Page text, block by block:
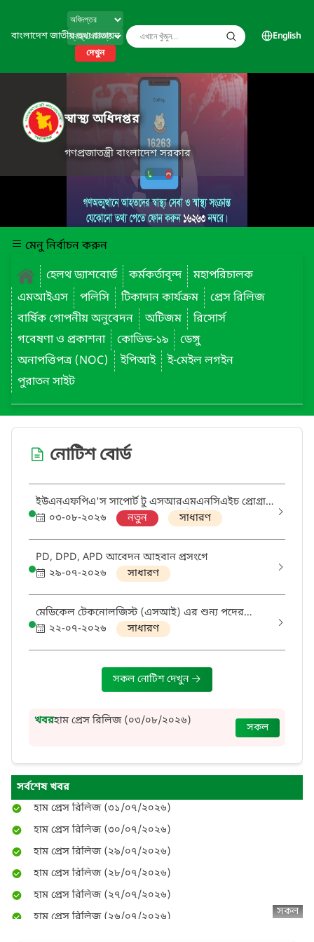
বাংলাদেশ জাতীয় তথ্য বাতায়ন
দেখুন
English
স্বাস্থ্য অধিদপ্তর
গণপ্রজাতন্ত্রী বাংলাদেশ সরকার
মেনু নির্বাচন করুন
হেলথ ড্যাশবোর্ড
কর্মকর্তাবৃন্দ
মহাপরিচালক
এমআইএস
পলিসি টিকাদান কার্যক্রম
প্রেস রিলিজ
বার্ষিক গোপনীয় অনুবেদন
অটিজম
রিসোর্স
গবেষণা ও প্রকাশনা
কোভিড-১৯
ডেঙ্গু
অনাপত্তিপত্র (NOC)
ইপিআই
ই-মেইল লগইন
পুরাতন সাইট
নোটিশ বোর্ড
ইউএনএফপিএ'স সাপোর্ট টু এসআরএমএনসিএইচ প্রোগ্রাম
থ্রু ডিজিএইচএস প্রকল্পের আওতায় 'মিডওয়াইফ' এবং
'ডিস্ট্রিক্ট এসআরএইচআর কোঅর্ডিনেটর' পদের নিয়োগ
পরীক্ষায় উত্তীর্ণ ও অপেক্ষমানদের তালিকা
০৩-০৮-২০২৬ নতুন সাধারণ
PD, DPD, APD আবেদন আহবান প্রসংগে
২৯-০৭-২০২৬
সাধারণ
মেডিকেল টেকনোলজিস্ট (এসআই) এর শুন্য পদের
হালনাগাদ তথ্য প্রেরণ প্রসঙ্গে
২২-০৭-২০২৬ সাধারণ
সকল নোটিশ দেখুন
খবরহাম প্রেস রিলিজ (০৩/০৮/২০২৬)
সকল
সর্বশেষ খবর
হাম প্রেস রিলিজ (০৫/০৮/২০২৬)
হাম প্রেস রিলিজ (০৩/০৮/২০২৬)
হাম প্রেস রিলিজ (০১/০৮/২০২৬)
হাম প্রেস রিলিজ (৩১/০৭/২০২৬)
হাম প্রেস রিলিজ (৩০/০৭/২০২৬)
হাম প্রেস রিলিজ (২৯/০৭/২০২৬)
হাম প্রেস রিলিজ (২৮/০৭/২০২৬)
হাম প্রেস রিলিজ (২৭/০৭/২০২৬)
হাম প্রেস রিলিজ (২৬/০৭/২০২৬)
সকল